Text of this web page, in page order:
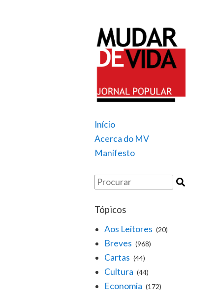
Início
Acerca do MV
Manifesto
Tópicos
Aos Leitores (20)
Breves (968)
Cartas (44)
Cultura (44)
Economia (172)